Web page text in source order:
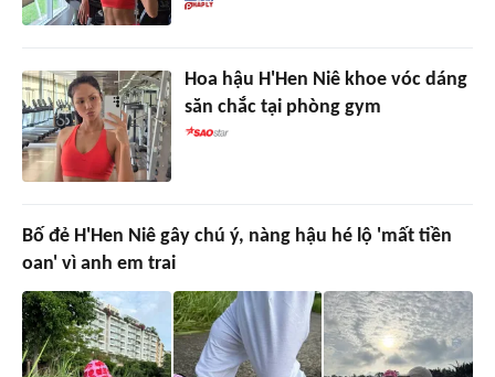
Hoa hậu H'Hen Niê khoe vóc dáng
săn chắc tại phòng gym
Bố đẻ H'Hen Niê gây chú ý, nàng hậu hé lộ 'mất tiền
oan' vì anh em trai